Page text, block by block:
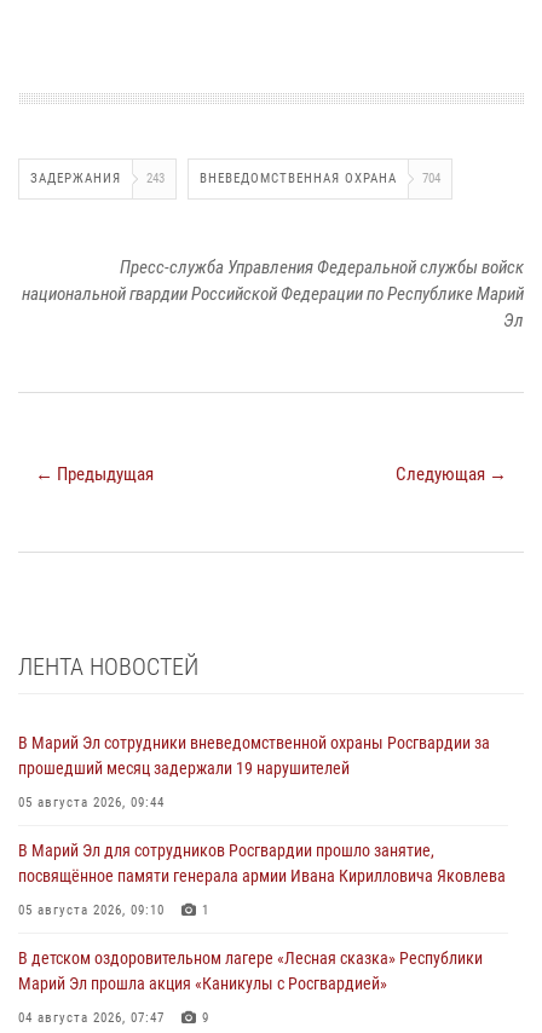
ЗАДЕРЖАНИЯ 243 ВНЕВЕДОМСТВЕННАЯ ОХРАНА 704
Пресс-служба Управления Федеральной службы войск
национальной гвардии Российской Федерации по Республике Марий
Эл
← Предыдущая Следующая →
ЛЕНТА НОВОСТЕЙ
В Марий Эл сотрудники вневедомственной охраны Росгвардии за
прошедший месяц задержали 19 нарушителей
05 августа 2026, 09:44
В Марий Эл для сотрудников Росгвардии прошло занятие,
посвящённое памяти генерала армии Ивана Кирилловича Яковлева
05 августа 2026, 09:10 1
В детском оздоровительном лагере «Лесная сказка» Республики
Марий Эл прошла акция «Каникулы с Росгвардией»
04 августа 2026, 07:47 9